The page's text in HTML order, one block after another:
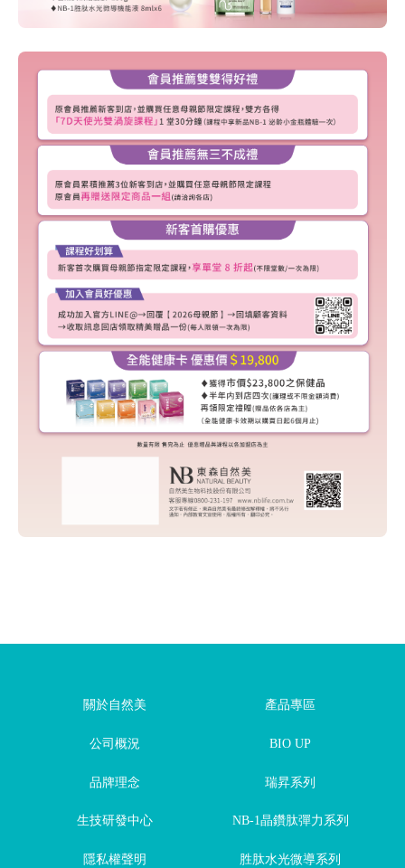
關於自然美
公司概況
品牌理念
生技研發中心
隱私權聲明
產品專區
BIO UP
瑞昇系列
NB-1晶鑽肽彈力系列
胜肽水光微導系列